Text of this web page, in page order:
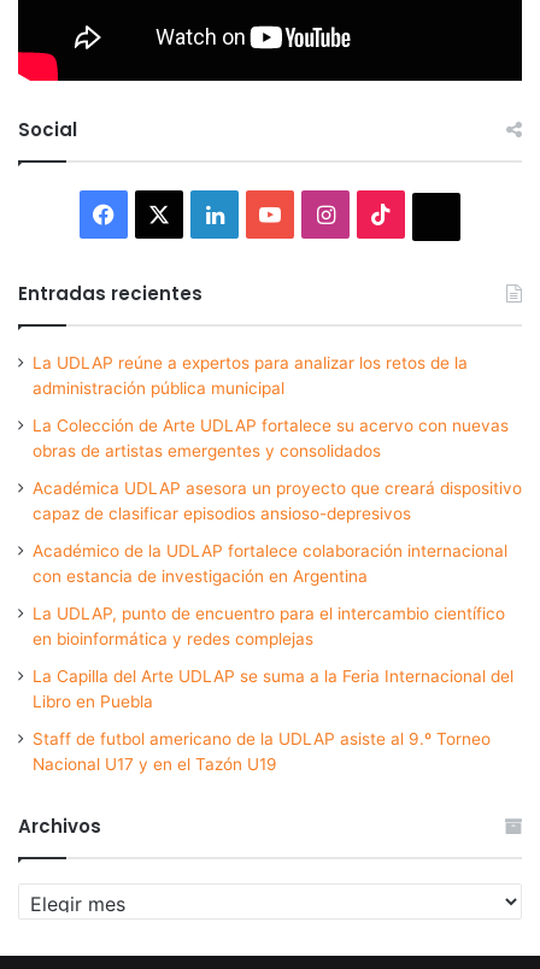
Social
Facebook LinkedInYouTubeInstagram
Entradas recientes
La UDLAP reúne a expertos para analizar los retos de la
administración pública municipal
La Colección de Arte UDLAP fortalece su acervo con nuevas
obras de artistas emergentes y consolidados
Académica UDLAP asesora un proyecto que creará dispositivo
capaz de clasificar episodios ansioso-depresivos
Académico de la UDLAP fortalece colaboración internacional
con estancia de investigación en Argentina
La UDLAP, punto de encuentro para el intercambio científico
en bioinformática y redes complejas
La Capilla del Arte UDLAP se suma a la Feria Internacional del
Libro en Puebla
Staff de futbol americano de la UDLAP asiste al 9.º Torneo
Nacional U17 y en el Tazón U19
Archivos
Archivos